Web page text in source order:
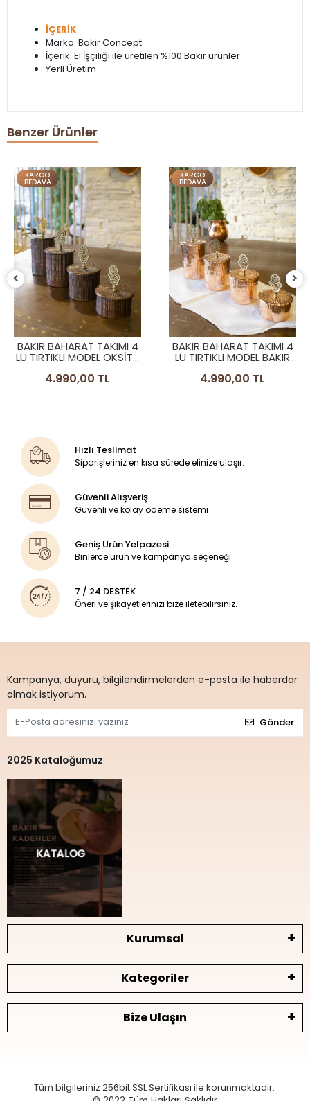
İÇERİK
Marka: Bakır Concept
İçerik: El İşçiliği ile üretilen %100 Bakır ürünler
Yerli Üretim
Benzer Ürünler
KARGO
BEDAVA
BAKIR BAHARAT TAKIMI 4
LÜ TIRTIKLI MODEL OKSİTLI
4.990,00 TL
KARGO
BEDAVA
BAKIR BAHARAT TAKIMI 4
LÜ TIRTIKLI MODEL BAKIR
4.990,00 TL
Hızlı Teslimat
Siparişleriniz en kısa sürede elinize ulaşır.
Güvenli Alışveriş
Güvenli ve kolay ödeme sistemi
Geniş Ürün Yelpazesi
Binlerce ürün ve kampanya seçeneği
7 / 24 DESTEK
Öneri ve şikayetlerinizi bize iletebilirsiniz.
Kampanya, duyuru, bilgilendirmelerden e-posta ile haberdar
olmak istiyorum.
Gönder
2025 Kataloğumuz
Kurumsal
Kategoriler
Bize Ulaşın
Tüm bilgileriniz 256bit SSL Sertifikası ile korunmaktadır.